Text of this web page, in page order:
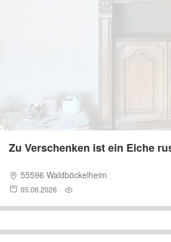
Zu Verschenken ist ein Eiche
55596 Waldböckelheim
05.06.2026